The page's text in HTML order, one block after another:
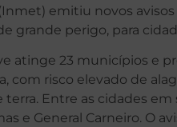
emitiu novos
grande perigo, para
atinge 23 municípios e
com risco elevado de
Entre as cidades
e General Carneiro. O